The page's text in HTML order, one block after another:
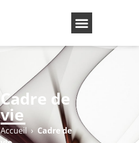
Cadre de
vie
Accueil›Cadre de